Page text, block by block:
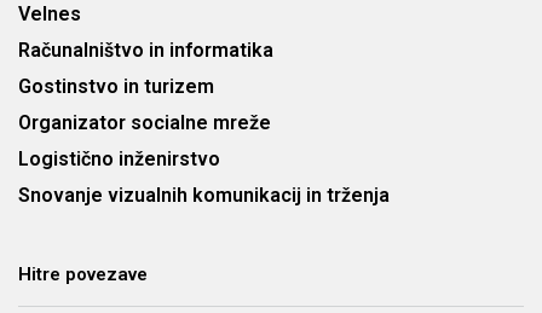
Velnes
Računalništvo in informatika
Gostinstvo in turizem
Organizator socialne mreže
Logistično inženirstvo
Snovanje vizualnih komunikacij in trženja
Hitre povezave